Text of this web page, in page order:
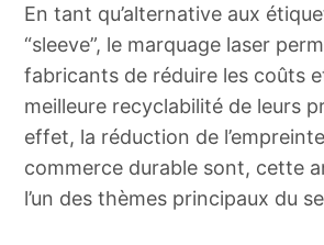
En tant qu’alternative aux
“sleeve”, le marquage laser
fabricants de réduire les coûts
meilleure recyclabilité de leurs
effet, la réduction de
commerce durable sont, cette
l’un des thèmes principaux du